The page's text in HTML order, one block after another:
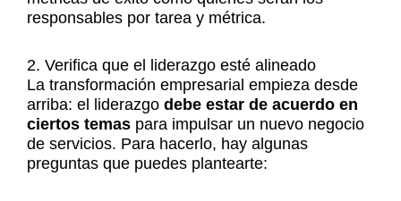
responsables por tarea y métrica.
2. Verifica que el liderazgo esté alineado
La transformación empresarial empieza desde
arriba: el liderazgo debe estar de acuerdo en
ciertos temas para impulsar un nuevo negocio
de servicios. Para hacerlo, hay algunas
preguntas que puedes plantearte: